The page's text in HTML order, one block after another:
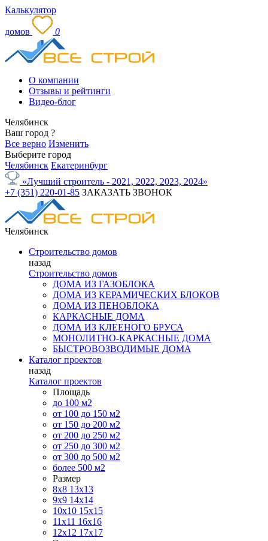
Калькулятор
домов 0
О компании
Отзывы и рейтинги
Видео-блог
Челябинск
Ваш город ?
Все верно Изменить
Выберите город
Челябинск Екатеринбург
«Лучший строитель - 2021, 2022, 2023, 2024»
+7 (351) 220-01-85 ЗАКАЗАТЬ ЗВОНОК
Челябинск
Строительство домов
назад
Строительство домов
ДОМА ИЗ ГАЗОБЛОКА
ДОМА ИЗ КЕРАМИЧЕСКИХ БЛОКОВ
ДОМА ИЗ ПЕНОБЛОКА
КАРКАСНЫЕ ДОМА
ДОМА ИЗ КЛЕЕНОГО БРУСА
МОНОЛИТНО-КАРКАСНЫЕ ДОМА
БЫСТРОВОЗВОДИМЫЕ ДОМА
Каталог проектов
назад
Каталог проектов
Площадь
до 100 м2
от 100 до 150 м2
от 150 до 200 м2
от 200 до 250 м2
от 250 до 300 м2
от 300 до 500 м2
более 500 м2
Размер
8х8 13х13
9х9 14х14
10х10 15х15
11x11 16х16
12х12 17х17